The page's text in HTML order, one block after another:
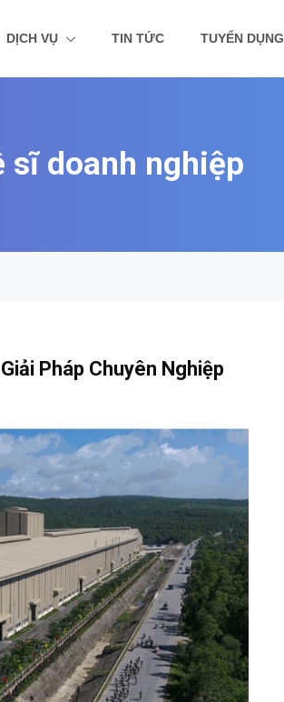
DỊCH VỤ TIN TỨC TUYỂN DỤNG
sĩ doanh nghiệp
Pháp Chuyên Nghiệp